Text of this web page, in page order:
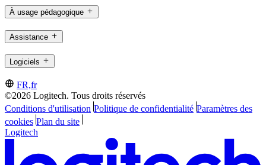
À usage pédagogique
Assistance
Logiciels
FR,fr
©2026 Logitech. Tous droits réservés
Conditions d'utilisation Politique de confidentialité Paramètres des
cookies Plan du site
Logitech